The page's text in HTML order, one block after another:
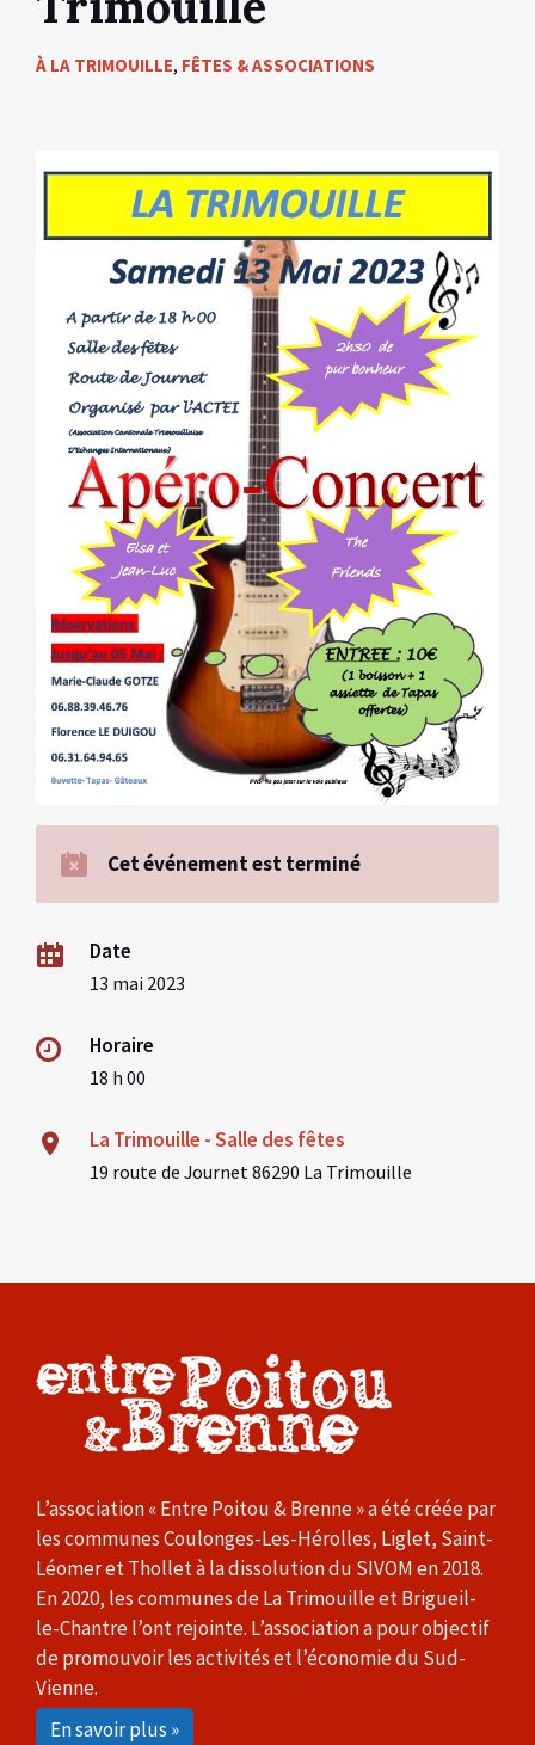
À LA TRIMOUILLE, FÊTES & ASSOCIATIONS
Cet événement est terminé
Date
13 mai 2023
Horaire
18 h 00
La Trimouille - Salle des fêtes
19 route de Journet 86290 La Trimouille
L’association « Entre Poitou & Brenne » a été créée par
les communes Coulonges-Les-Hérolles, Liglet, Saint-
Léomer et Thollet à la dissolution du SIVOM en 2018.
En 2020, les communes de La Trimouille et Brigueil-
le-Chantre l’ont rejointe. L’association a pour objectif
de promouvoir les activités et l’économie du Sud-
Vienne.
En savoir plus »